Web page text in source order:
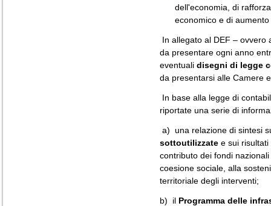
dell'economia, di
economico e di
In allegato al DEF – ovvero
da presentare ogni anno
eventuali disegni di legge
da presentarsi alle Camere
In base alla legge di
riportate una serie di
a) una relazione di sintesi
sottoutilizzate e sui
contributo dei fondi
coesione sociale, alla
territoriale degli interventi;
b) il Programma delle